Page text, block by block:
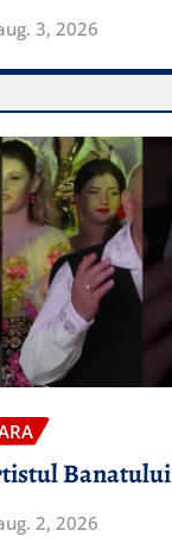
3, 2026
Banatului
2, 2026